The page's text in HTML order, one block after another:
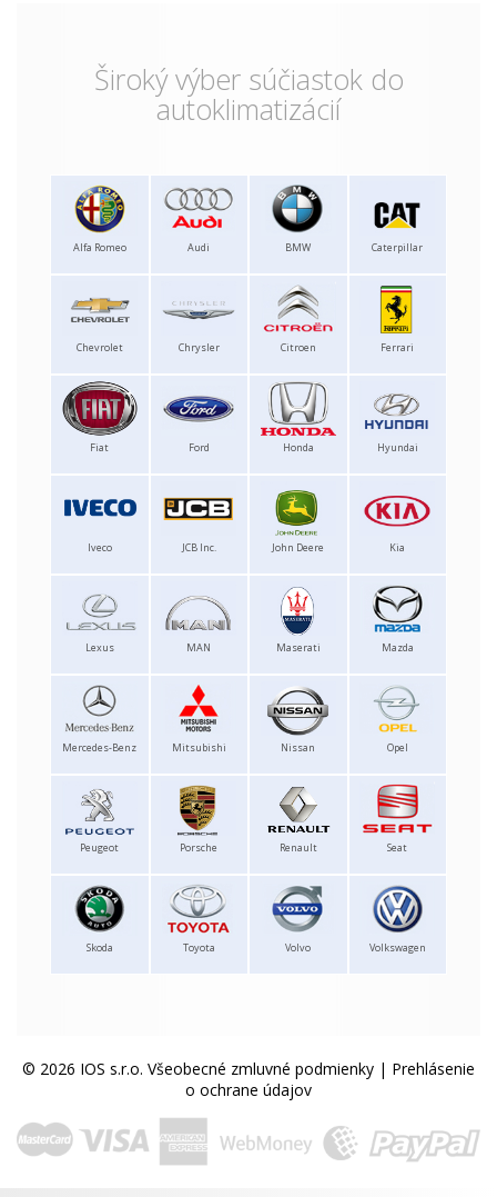
Široký výber súčiastok do
autoklimatizácií
Alfa Romeo Audi BMW Caterpillar
Chevrolet Chrysler Citroen Ferrari
Fiat Ford Honda Hyundai
Iveco JCB Inc. John Deere Kia
Lexus MAN Maserati Mazda
Mercedes-Benz Mitsubishi Nissan Opel
Peugeot Porsche Renault Seat
Skoda Toyota Volvo Volkswagen
© 2026 IOS s.r.o. Všeobecné zmluvné podmienky | Prehlásenie
o ochrane údajov